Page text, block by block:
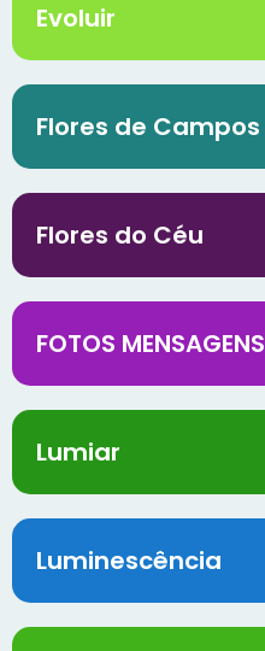
Evoluir
Flores de Campos
Flores do Céu
FOTOS MENSAGENS
Lumiar
Luminescência